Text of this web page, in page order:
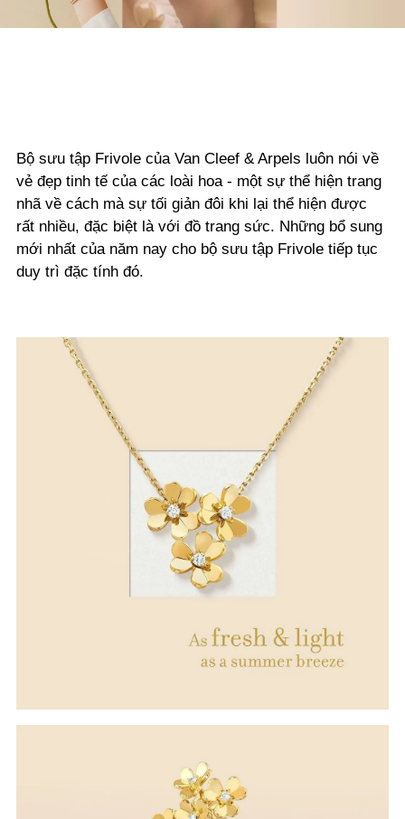
Bộ sưu tập Frivole của Van Cleef & Arpels luôn nói về
vẻ đẹp tinh tế của các loài hoa - một sự thể hiện trang
nhã về cách mà sự tối giản đôi khi lại thể hiện được
rất nhiều, đặc biệt là với đồ trang sức. Những bổ sung
mới nhất của năm nay cho bộ sưu tập Frivole tiếp tục
duy trì đặc tính đó.